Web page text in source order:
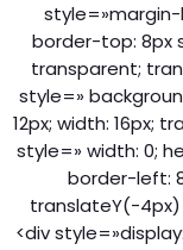
style=»margin-
border-top: 8px
transparent;
style=»
12px; width: 16px;
style=» width: 0;
border-left:
translateY(-4px)
<div